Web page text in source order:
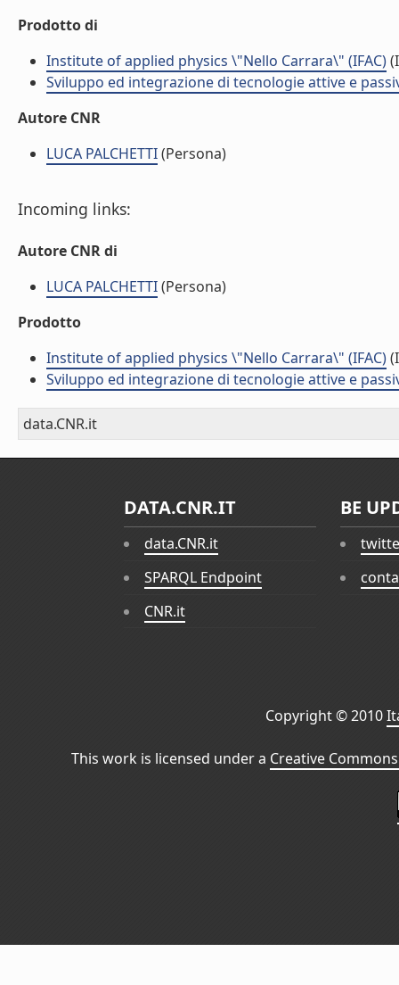
Prodotto di
Institute of applied physics \"Nello Carrara\" (IFAC)
Sviluppo ed integrazione di tecnologie attive e
Autore CNR
LUCA PALCHETTI(Persona)
Incoming links:
Autore CNR di
LUCA PALCHETTI(Persona)
Prodotto
Institute of applied physics \"Nello Carrara\" (IFAC)
Sviluppo ed integrazione di tecnologie attive e
data.CNR.it
DATA.CNR.IT
data.CNR.it
SPARQL Endpoint
CNR.it
BE
Copyright © 2010
This work is licensed under a Creative